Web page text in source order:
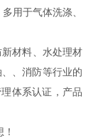
用于气体洗涤、
材料、水处理材
、消防等行业的
体系认证，产品